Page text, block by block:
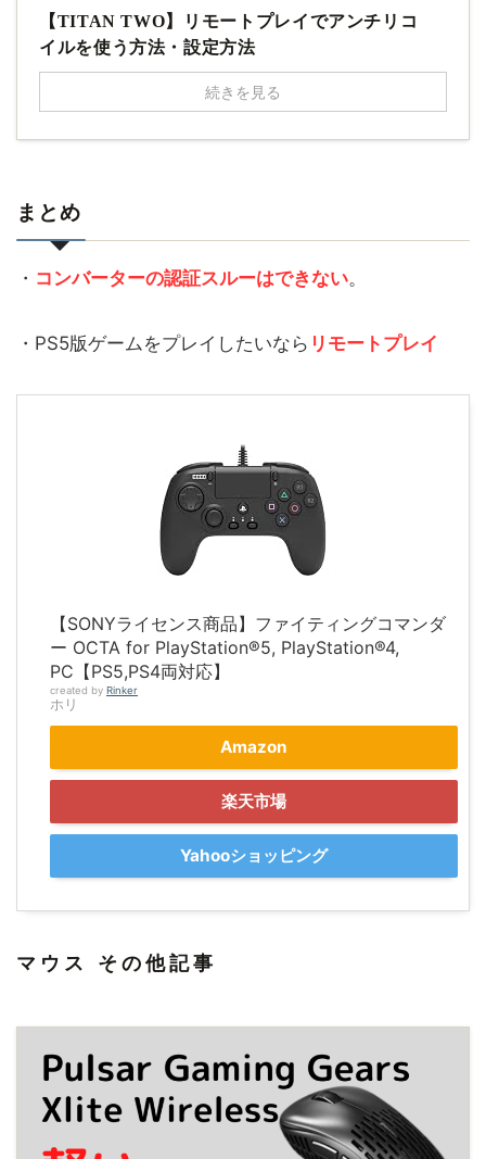
【TITAN TWO】リモートプレイでアンチリコ
イルを使う方法・設定方法
続きを見る
まとめ
・ コンバーターの認証スルーはできない。
・PS5版ゲームをプレイしたいなら リモートプレイ
【SONYライセンス商品】ファイティングコマンダ
ー OCTA for PlayStation®5, PlayStation®4,
PC【PS5,PS4両対応】
created by Rinker
ホリ
Amazon
楽天市場
Yahooショッピング
マウス その他記事